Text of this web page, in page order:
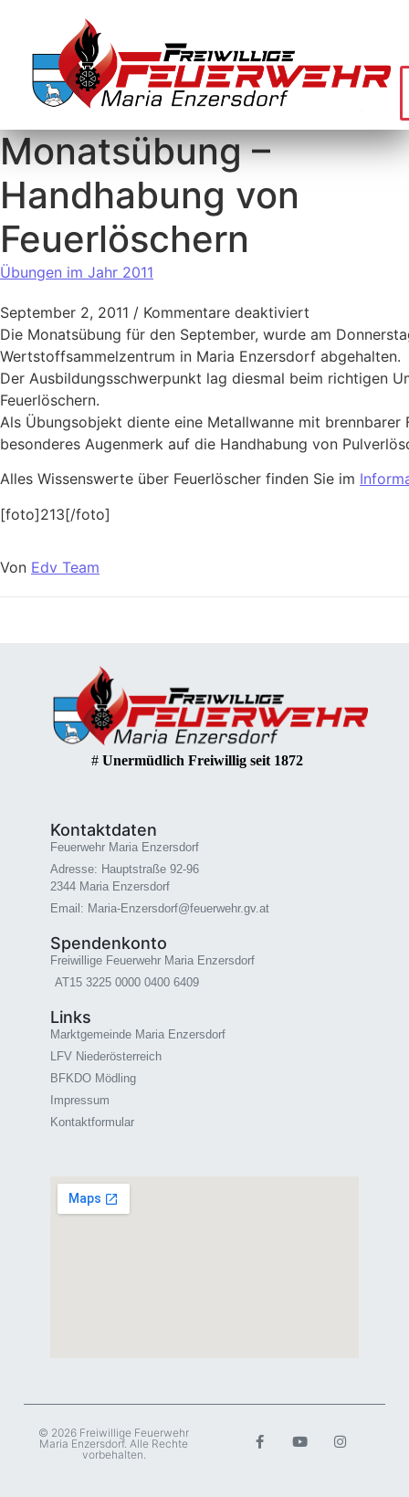
Monatsübung –
Handhabung von
Feuerlöschern
Übungen im Jahr 2011
September 2, 2011 / Kommentare deaktiviert
Die Monatsübung für den September, wurde am
Wertstoffsammelzentrum in Maria Enzersdorf abgehalten.
Der Ausbildungsschwerpunkt lag diesmal beim richtigen
Feuerlöschern.
Als Übungsobjekt diente eine Metallwanne mit brennbarer
besonderes Augenmerk auf die Handhabung von
Alles Wissenswerte über Feuerlöscher finden Sie im
[foto]213[/foto]
Von Edv Team
# Unermüdlich Freiwillig seit 1872
Kontaktdaten
Feuerwehr Maria Enzersdorf
Adresse: Hauptstraße 92-96
2344 Maria Enzersdorf
Email: Maria-Enzersdorf@feuerwehr.gv.at
Spendenkonto
Freiwillige Feuerwehr Maria Enzersdorf
AT15 3225 0000 0400 6409
Links
Marktgemeinde Maria Enzersdorf
LFV Niederösterreich
BFKDO Mödling
Impressum
Kontaktformular
© 2026 Freiwillige Feuerwehr
Maria Enzersdorf. Alle Rechte
vorbehalten.